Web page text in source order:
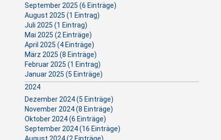
September 2025 (6 Einträge)
August 2025 (1 Eintrag)
Juli 2025 (1 Eintrag)
Mai 2025 (2 Einträge)
April 2025 (4 Einträge)
März 2025 (8 Einträge)
Februar 2025 (1 Eintrag)
Januar 2025 (5 Einträge)
2024
Dezember 2024 (5 Einträge)
November 2024 (8 Einträge)
Oktober 2024 (6 Einträge)
September 2024 (16 Einträge)